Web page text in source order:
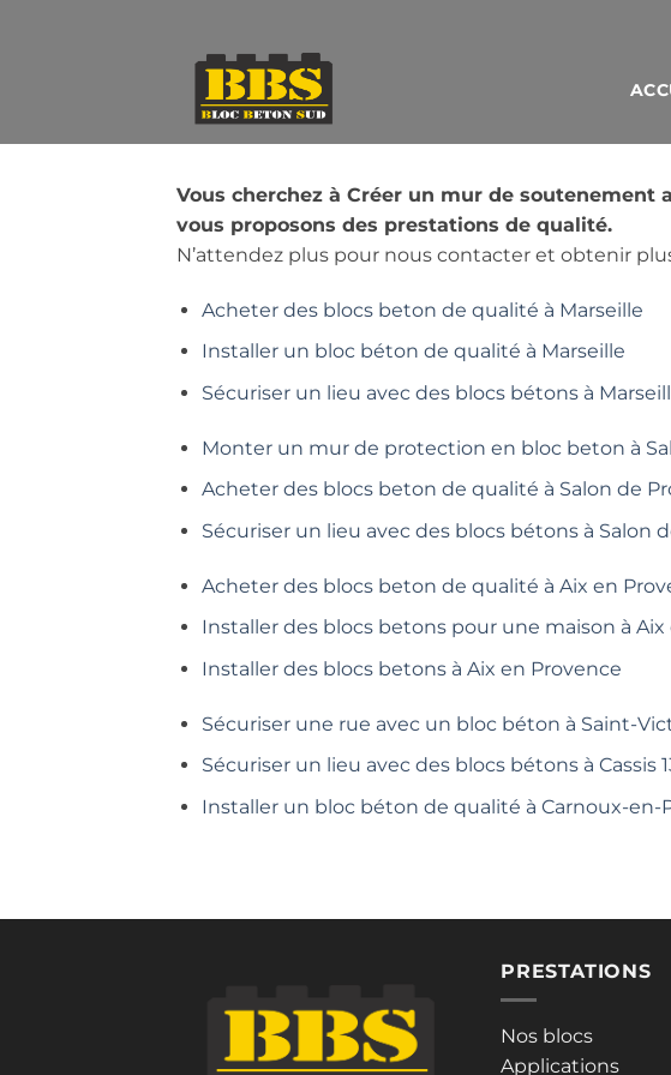
Vous cherchez à Créer un mur de soutenement
vous proposons des prestations de qualité.
N’attendez plus pour nous contacter et obtenir
Acheter des blocs beton de qualité à Marseille
Installer un bloc béton de qualité à Marseille
Sécuriser un lieu avec des blocs bétons à
Monter un mur de protection en bloc beton à
Acheter des blocs beton de qualité à Salon de
Sécuriser un lieu avec des blocs bétons à Salon
Acheter des blocs beton de qualité à Aix en
Installer des blocs betons pour une maison à Aix
Installer des blocs betons à Aix en Provence
Sécuriser une rue avec un bloc béton à Saint-
Sécuriser un lieu avec des blocs bétons à Cassis
Installer un bloc béton de qualité à Carnoux-en-
PRESTATIONS
Nos blocs
Applications